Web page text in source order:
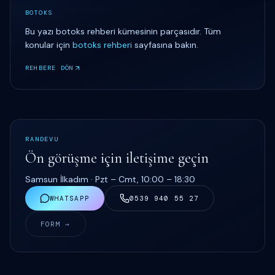
BOTOKS
Bu yazı botoks rehberi kümesinin parçasıdır. Tüm
konular için botoks rehberi sayfasına bakın.
REHBERE DÖN
RANDEVU
Ön görüşme için iletişime geçin
Samsun İlkadım · Pzt – Cmt, 10:00 – 18:30
WHATSAPP 0539 940 55 27
FORM →